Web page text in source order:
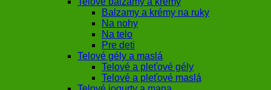
Balzamy a krémy na ruky
Na nohy
Na telo
Pre deti
Telové gély a maslá
Telové a pleťové gély
Telové a pleťové maslá